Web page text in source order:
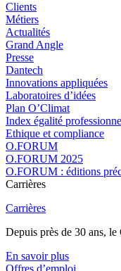
Clients
Métiers
Actualités
Grand Angle
Presse
Dantech
Innovations appliquées
Laboratoires d’idées
Plan O’Climat
Index égalité
Ethique et compliance
O.FORUM
O.FORUM 2025
O.FORUM : éditions
Carrières
Carrières
Depuis près de 30 ans,
En savoir plus
Offres d’emploi